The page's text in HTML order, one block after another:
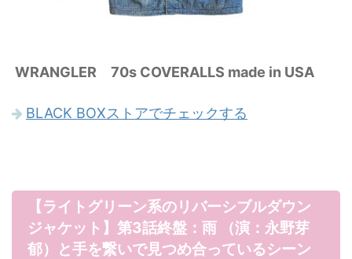
WRANGLER 70s COVERALLS made in USA
BLACK BOXストアでチェックする
【ライトグリーン系のリバーシブルダウン
ジャケット】第3話終盤：雨 （演：永野芽
郁）と手を繋いで見つめ合っているシーン